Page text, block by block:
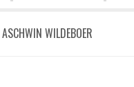
ASCHWIN WILDEBOER